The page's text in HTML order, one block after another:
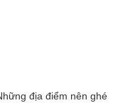
địa điểm nên ghé